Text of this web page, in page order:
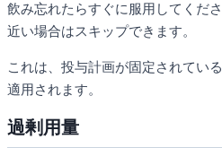
飲み忘れたらすぐに服用してくだ
近い場合はスキップできます。
これは、投与計画が固定されてい
適用されます。
過剰用量